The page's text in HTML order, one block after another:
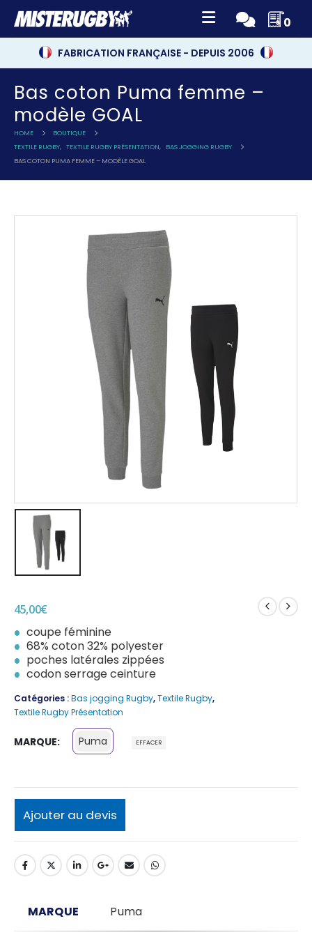
0
FABRICATION FRANÇAISE - DEPUIS 2006
Bas coton Puma femme –
modèle GOAL
HOME
BOUTIQUE
TEXTILE RUGBY, TEXTILE RUGBY PRÉSENTATION,
BAS JOGGING RUGBY
BAS COTON PUMA FEMME – MODÈLE GOAL
45,00€
coupe féminine
68% coton 32% polyester
poches latérales zippées
codon serrage ceinture
Catégories :Bas jogging Rugby,Textile Rugby,
Textile Rugby Présentation
MARQUE Puma EFFACER
Ajouter au devis
MARQUE Puma